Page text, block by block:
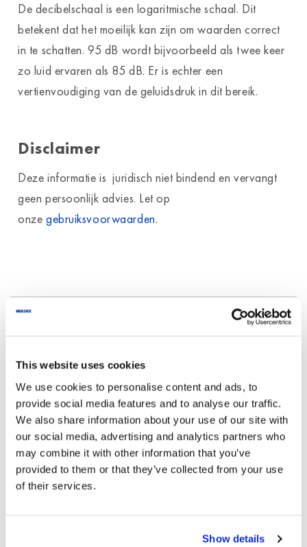
This website uses cookies
We use cookies to personalise content and ads, to
provide social media features and to analyse our traffic.
We also share information about your use of our site with
our social media, advertising and analytics partners who
may combine it with other information that you’ve
provided to them or that they’ve collected from your use
of their services.
Show details
De decibelschaal is een logaritmische schaal. Dit
betekent dat het moeilijk kan zijn om waarden correct
in te schatten. 95 dB wordt bijvoorbeeld als twee keer
zo luid ervaren als 85 dB. Er is echter een
vertienvoudiging van de geluidsdruk in dit bereik.
Disclaimer
Deze informatie is juridisch niet bindend en vervangt
geen persoonlijk advies. Let op
onzegebruiksvoorwaarden.
Je aanvraag wordt snel en grondig behandeld.
Telefon+31 [0] 180 53 00 53
info@nl.moldex-europe.com
De hier ingevulde gegevens verwerken wij
uitsluitend om je verzoek te